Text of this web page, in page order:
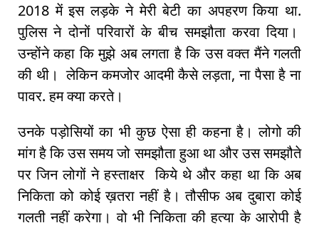
2018 में इस लड़के ने मेरी बेटी का अपहरण किया था.
पुलिस ने दोनों परिवारों के बीच समझौता करवा दिया।
उन्होंने कहा कि मुझे अब लगता है कि उस वक्त मैंने गलती
की थी। लेकिन कमजोर आदमी कैसे लड़ता, ना पैसा है ना
पावर. हम क्या करते।
उनके पड़ोसियों का भी कुछ ऐसा ही कहना है। लोगो की
मांग है कि उस समय जो समझौता हुआ था और उस समझौते
पर जिन लोगों ने हस्ताक्षर किये थे और कहा था कि अब
निकिता को कोई ख़तरा नहीं है। तौसीफ अब दुबारा कोई
गलती नहीं करेगा। वो भी निकिता की हत्या के आरोपी है